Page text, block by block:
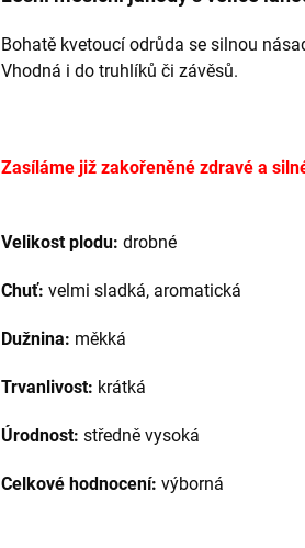
Bohatě kvetoucí odrůda se silnou
Vhodná i do truhlíků či závěsů.
Zasíláme již zakořeněné zdravé a
Velikost plodu: drobné
Chuť: velmi sladká, aromatická
Dužnina: měkká
Trvanlivost: krátká
Úrodnost: středně vysoká
Celkové hodnocení: výborná